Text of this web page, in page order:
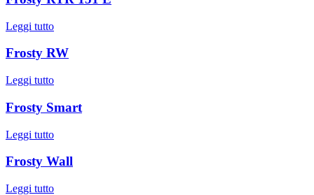
Leggi tutto
Frosty RW
Leggi tutto
Frosty Smart
Leggi tutto
Frosty Wall
Leggi tutto